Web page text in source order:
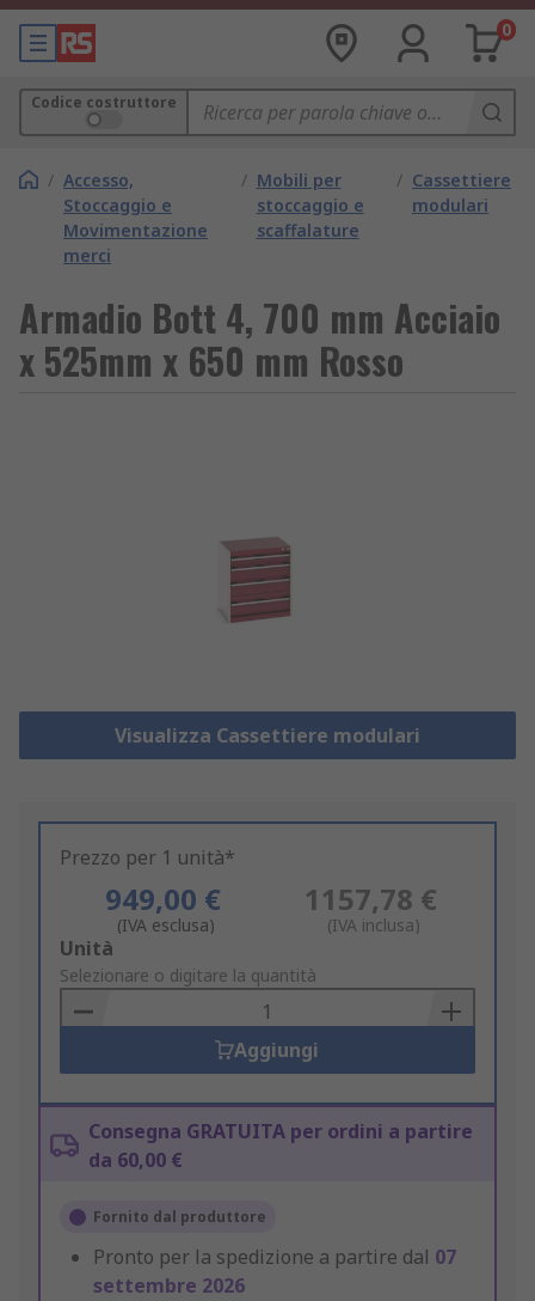
0
Codice costruttore
/ Accesso,
Stoccaggio e
Movimentazione
merci
/ Mobili per
stoccaggio e
scaffalature
/ Cassettiere
modulari
Armadio Bott 4, 700 mm Acciaio
x 525mm x 650 mm Rosso
Visualizza Cassettiere modulari
Prezzo per 1 unità*
949,00 €
(IVA esclusa)
1157,78 €
(IVA inclusa)
Add
to
Basket
Unità
Selezionare o digitare la quantità
Aggiungi
Consegna GRATUITA per ordini a partire
da 60,00 €
Fornito dal produttore
Pronto per la spedizione a partire dal 07
settembre 2026